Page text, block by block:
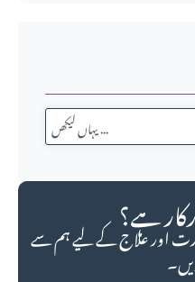
ہے؟
اور علاج کے لیے ہم سے